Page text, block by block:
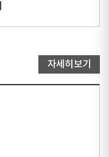
자세히보기